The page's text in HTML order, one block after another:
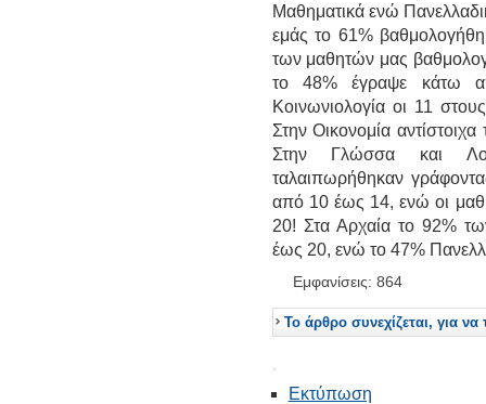
Μαθηματικά ενώ
εμάς το 61%
των μαθητών μας
το 48% έγραψε κάτω
Κοινωνιολογία οι 11
Στην Οικονομία
Στην Γλώσσα και
ταλαιπωρήθηκαν
από 10 έως 14, ενώ οι
20! Στα Αρχαία το 92%
έως 20, ενώ το 47%
Εμφανίσεις: 864
Το άρθρο συνεχίζεται, για
Εκτύπωση